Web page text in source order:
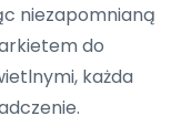
niezapomnianą
do
każda